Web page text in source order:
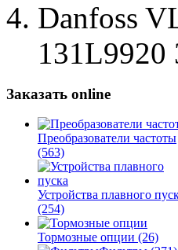
Danfoss
Заказать online
Преобразователи частоты
(563)
Устройства плавного
(254)
Тормозные опции (26)